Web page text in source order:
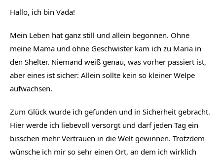
Hallo, ich bin Vada!
Mein Leben hat ganz still und allein begonnen. Ohne
meine Mama und ohne Geschwister kam ich zu Maria in
den Shelter. Niemand weiß genau, was vorher passiert ist,
aber eines ist sicher: Allein sollte kein so kleiner Welpe
aufwachsen.
Zum Glück wurde ich gefunden und in Sicherheit gebracht.
Hier werde ich liebevoll versorgt und darf jeden Tag ein
bisschen mehr Vertrauen in die Welt gewinnen. Trotzdem
wünsche ich mir so sehr einen Ort, an dem ich wirklich